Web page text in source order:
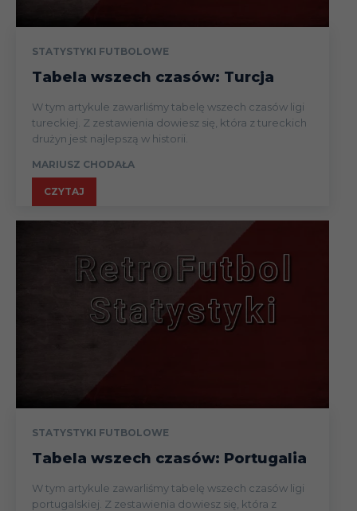
STATYSTYKI FUTBOLOWE
Tabela wszech czasów: Turcja
W tym artykule zawarliśmy tabelę wszech czasów ligi
tureckiej. Z zestawienia dowiesz się, która z tureckich
drużyn jest najlepszą w historii.
MARIUSZ CHODAŁA
CZYTAJ
STATYSTYKI FUTBOLOWE
Tabela wszech czasów: Portugalia
W tym artykule zawarliśmy tabelę wszech czasów ligi
portugalskiej. Z zestawienia dowiesz się, która z